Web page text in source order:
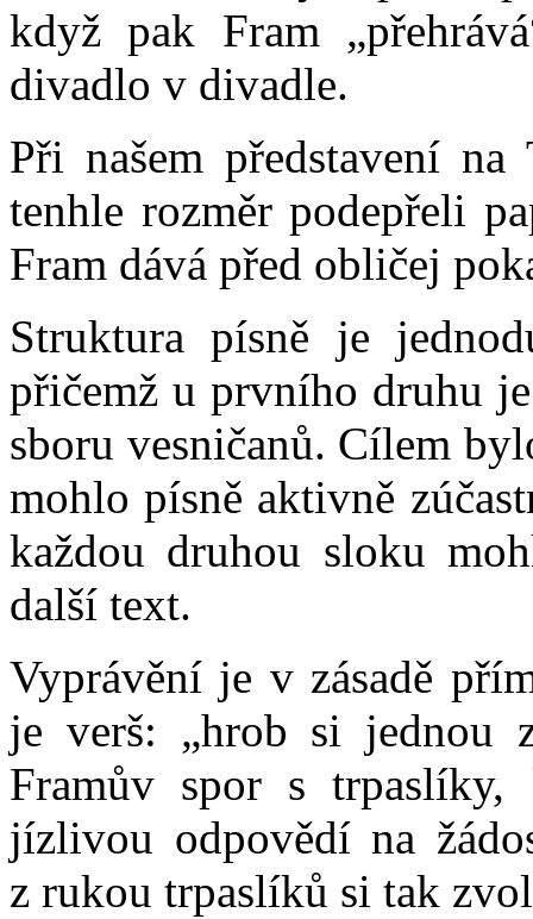
když pak Fram
divadlo v divadle.
Při našem představení
tenhle rozměr podepřeli
Fram dává před obličej
Struktura písně je
přičemž u prvního druhu
sboru vesničanů. Cílem
mohlo písně aktivně
každou druhou sloku
další text.
Vyprávění je v zásadě
je verš: „hrob si jednou
Framův spor s
jízlivou odpovědí na
z rukou trpaslíků si tak